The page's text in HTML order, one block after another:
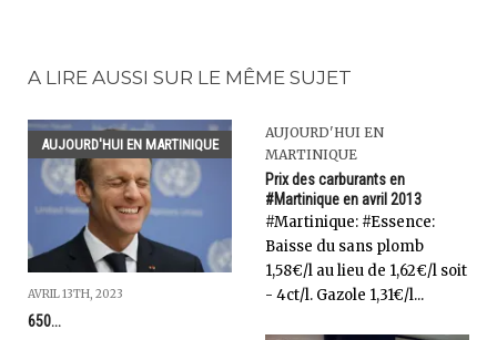
A LIRE AUSSI SUR LE MÊME SUJET
AUJOURD'HUI EN MARTINIQUE
AVRIL 13TH, 2023
650...
AUJOURD'HUI EN
MARTINIQUE
Prix des carburants en
#Martinique en avril 2013
‎#Martinique: #Essence:
Baisse du sans plomb
1,58€/l au lieu de 1,62€/l soit
- 4ct/l. Gazole 1,31€/l...